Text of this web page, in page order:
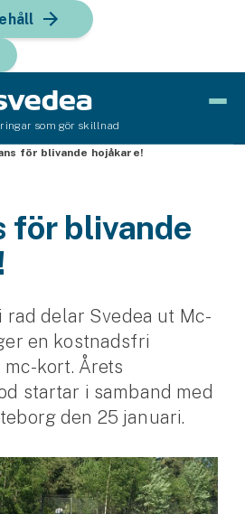
som gör skillnad
för blivande hojåkare!
för blivande
rad delar Svedea ut Mc-
en kostnadsfri
kort. Årets
startar i samband med
den 25 januari.